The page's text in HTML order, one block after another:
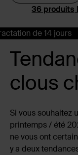
de 14 jours
clous
Si vous souhaitez
printemps / été
ne vous ont
y a deux